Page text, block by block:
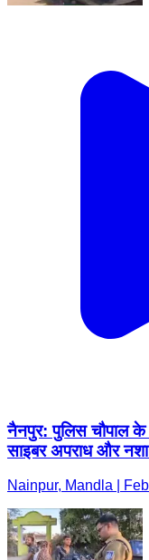
नैनपुर: पुलिस चौपाल के
साइबर अपराध और
Nainpur, Mandla |